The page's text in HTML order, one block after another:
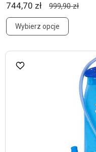
744,70 zł 999,90 zł
Wybierz opcje